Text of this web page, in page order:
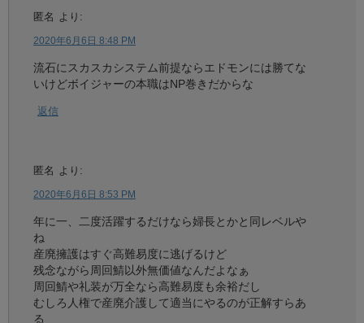
匿名 より:
2020年6月6日 8:48 PM
流石にスカスカシステム前提ならエドモンには勝てな
いけどボイジャーの本職はNP巻きだからな
返信
匿名 より:
2020年6月6日 8:53 PM
年に一、二度活躍するだけなら婦長とかと同レベルや
ね
産廃擁護はすぐ高難易度に逃げるけど
残念ながら周回鯖以外無価値なんだよなぁ
周回鯖や礼装が万全なら高難易度も余裕だし
むしろ人権で産廃介護して適当にやるのが正解すらあ
る